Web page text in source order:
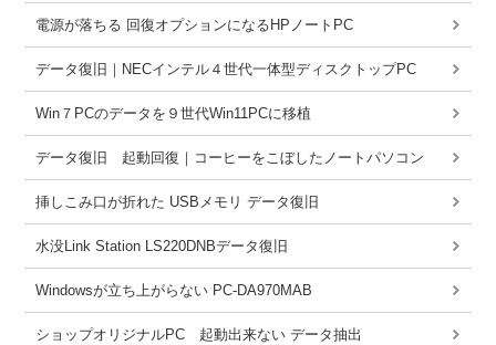
電源が落ちる 回復オプションになるHPノートPC
データ復旧｜NECインテル４世代一体型ディスクトップPC
Win７PCのデータを９世代Win11PCに移植
データ復旧 起動回復｜コーヒーをこぼしたノートパソコン
挿しこみ口が折れた USBメモリ データ復旧
水没Link Station LS220DNBデータ復旧
Windowsが立ち上がらない PC-DA970MAB
ショップオリジナルPC 起動出来ない データ抽出